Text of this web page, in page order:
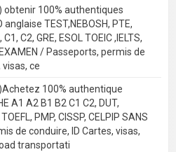
obtenir 100% authentiques
anglaise TEST,NEBOSH, PTE,
C2, GRE, ESOL TOEIC ,IELTS,
EXAMEN / Passeports, permis de
ce
100% authentique
A1 A2 B1 B2 C1 C2, DUT,
PMP, CISSP, CELPIP SANS
de conduire, ID Cartes, visas,
transportati